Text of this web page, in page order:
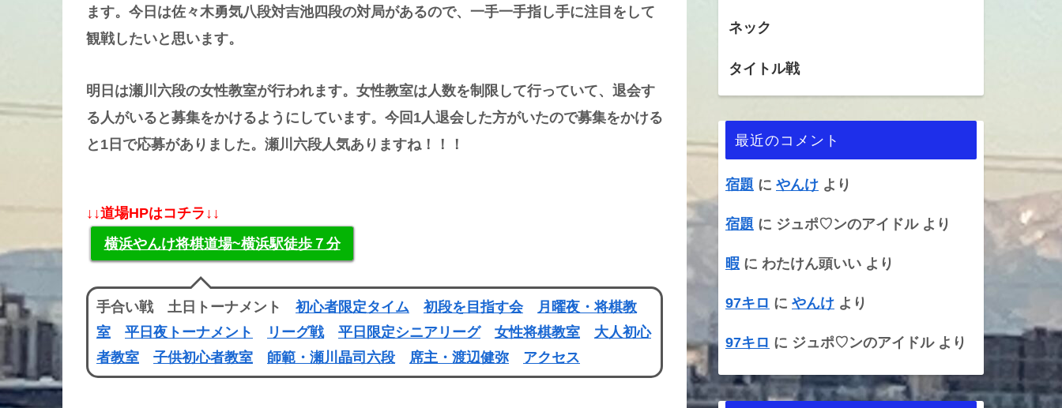
ます。今日は佐々木勇気八段対吉池四段の対局があるので、一手一手指し手に注目をして
観戦したいと思います。
明日は瀬川六段の女性教室が行われます。女性教室は人数を制限して行っていて、退会す
る人がいると募集をかけるようにしています。今回1人退会した方がいたので募集をかける
と1日で応募がありました。瀬川六段人気ありますね！！！
↓↓道場HPはコチラ↓↓
横浜やんけ将棋道場~横浜駅徒歩７分
手合い戦 土日トーナメント 初心者限定タイム 初段を目指す会
月曜夜・将棋教
室
平日夜トーナメント リーグ戦 平日限定シニアリーグ 女性将棋教室
大人初心
者教室
子供初心者教室 師範・瀬川晶司六段 席主・渡辺健弥 アクセス
ネック
タイトル戦
最近のコメント
宿題 に やんけ より
宿題 に ジュポ♡ンのアイドルより
暇 に わたけん頭いい より
97キロ に やんけ より
97キロ に ジュポ♡ンのアイドルより